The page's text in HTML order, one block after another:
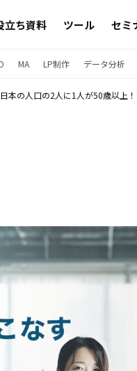
立ち資料 ツール セミ
MA LP制作 データ分析
日本の人口の2人に1人が50歳以上